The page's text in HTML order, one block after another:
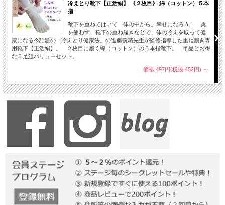
冷えとり靴下【正活絹】 《２枚目》 綿（コットン）５本
指
靴下を重ねてはいて「体の中から」幸せになろう！ 薬
を使わず、靴下の重ね履きなどで、体の冷えを取って健
康になる今話題の「冷えとり健康法」の進藤義晴先生が監修指導した重ね履き専
用靴下【正活絹】。 ２枚目に履く綿（コットン）の５本指靴下。 単品とお得
な５足組バリューセット。
価格:497円(税抜 452円) ～